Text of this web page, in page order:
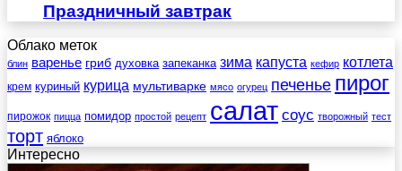
Праздничный завтрак
Облако меток
блин варенье гриб духовка запеканка зима капуста кефир котлета
крем куриный курица мультиварке мясо огурец печенье пирог
пирожок пицца помидор простой рецепт салат соус творожный тест
торт яблоко
Интересно